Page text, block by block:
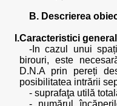
B. Descrierea
I.Caracteristici
-In cazul unui
birouri, este
D.N.A prin pereți
posibilitatea intrării
- suprafaţa utilă
- numărul